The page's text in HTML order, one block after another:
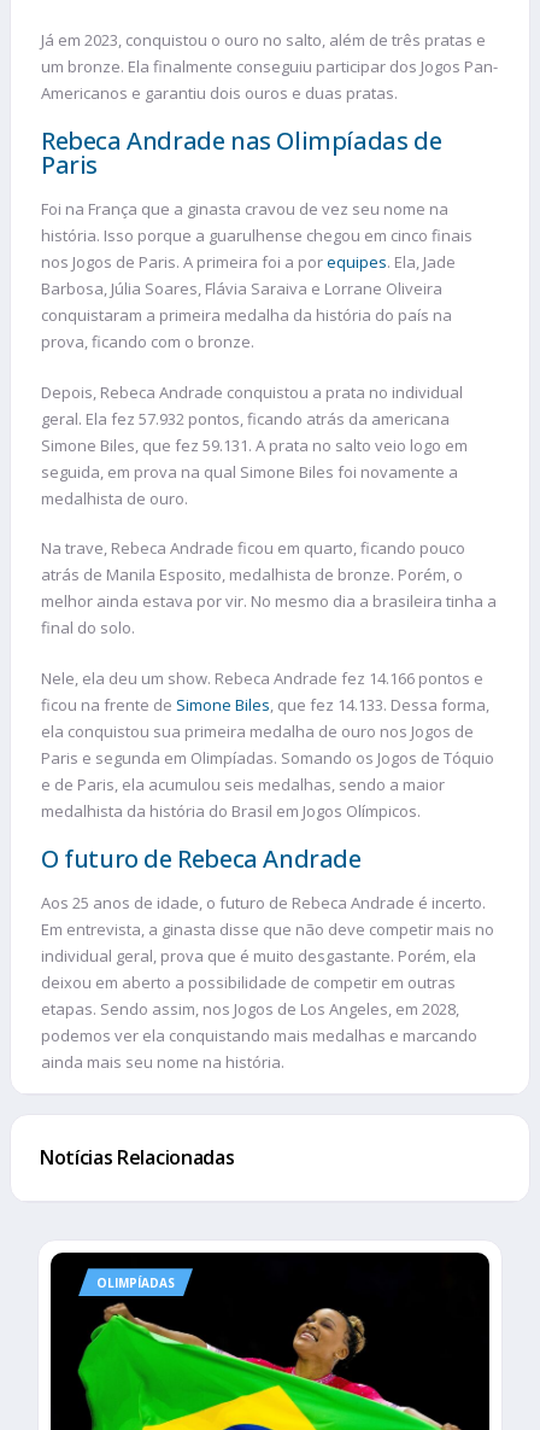
Já em 2023, conquistou o ouro no salto, além de três pratas e
um bronze. Ela finalmente conseguiu participar dos Jogos Pan-
Americanos e garantiu dois ouros e duas pratas.
Rebeca Andrade nas Olimpíadas de
Paris
Foi na França que a ginasta cravou de vez seu nome na
história. Isso porque a guarulhense chegou em cinco finais
nos Jogos de Paris. A primeira foi a porequipes. Ela, Jade
Barbosa, Júlia Soares, Flávia Saraiva e Lorrane Oliveira
conquistaram a primeira medalha da história do país na
prova, ficando com o bronze.
Depois, Rebeca Andrade conquistou a prata no individual
geral. Ela fez 57.932 pontos, ficando atrás da americana
Simone Biles, que fez 59.131. A prata no salto veio logo em
seguida, em prova na qual Simone Biles foi novamente a
medalhista de ouro.
Na trave, Rebeca Andrade ficou em quarto, ficando pouco
atrás de Manila Esposito, medalhista de bronze. Porém, o
melhor ainda estava por vir. No mesmo dia a brasileira tinha a
final do solo.
Nele, ela deu um show. Rebeca Andrade fez 14.166 pontos e
ficou na frente de Simone Biles, que fez 14.133. Dessa forma,
ela conquistou sua primeira medalha de ouro nos Jogos de
Paris e segunda em Olimpíadas. Somando os Jogos de Tóquio
e de Paris, ela acumulou seis medalhas, sendo a maior
medalhista da história do Brasil em Jogos Olímpicos.
O futuro de Rebeca Andrade
Aos 25 anos de idade, o futuro de Rebeca Andrade é incerto.
Em entrevista, a ginasta disse que não deve competir mais no
individual geral, prova que é muito desgastante. Porém, ela
deixou em aberto a possibilidade de competir em outras
etapas. Sendo assim, nos Jogos de Los Angeles, em 2028,
podemos ver ela conquistando mais medalhas e marcando
ainda mais seu nome na história.
Notícias Relacionadas
OLIMPÍADAS